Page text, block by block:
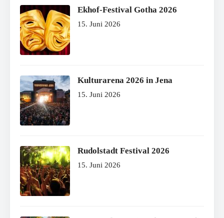
Ekhof-Festival Gotha 2026
15. Juni 2026
Kulturarena 2026 in Jena
15. Juni 2026
Rudolstadt Festival 2026
15. Juni 2026